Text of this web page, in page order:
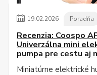
19.02.2026 Poradňa
Recenzia: Coospo
Univerzálna mini
pumpa pre cestu aj
Miniatúrne elektrické